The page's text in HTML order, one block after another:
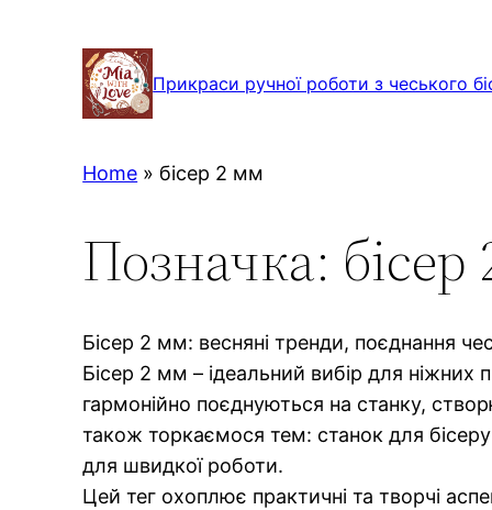
Прикраси ручної роботи з чеського
Home » бісер 2 мм
Позначка:
Бісер 2 мм: весняні тренди, поєднання
Бісер 2 мм – ідеальний вибір для
гармонійно поєднуються на станку,
також торкаємося тем: станок для
для швидкої роботи.
Цей тег охоплює практичні та творчі